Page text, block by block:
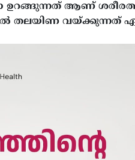
ഉറങ്ങുന്നത് ആണ്
തലയിണ വയ്ക്കുന്നത്